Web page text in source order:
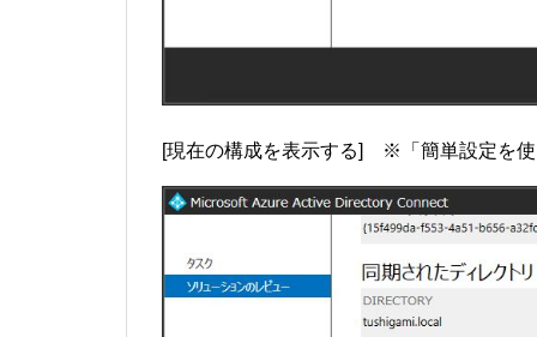
[現在の構成を表示する] ※「簡単設定を